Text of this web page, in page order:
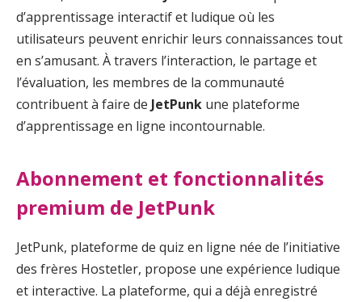
d’apprentissage interactif et ludique où les
utilisateurs peuvent enrichir leurs connaissances tout
en s’amusant. À travers l’interaction, le partage et
l’évaluation, les membres de la communauté
contribuent à faire de JetPunk une plateforme
d’apprentissage en ligne incontournable.
Abonnement et fonctionnalités
premium de JetPunk
JetPunk, plateforme de quiz en ligne née de l’initiative
des frères Hostetler, propose une expérience ludique
et interactive. La plateforme, qui a déjà enregistré